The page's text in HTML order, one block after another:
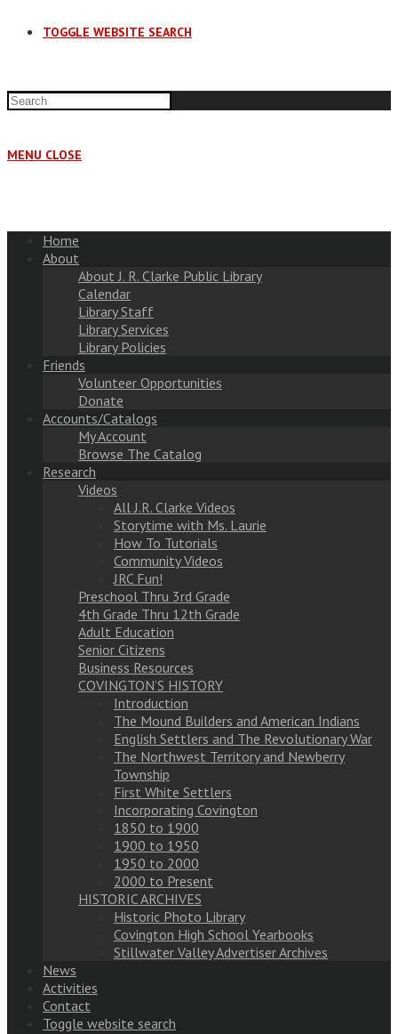
TOGGLE WEBSITE SEARCH
MENU CLOSE
Home
About
About J. R. Clarke Public Library
Calendar
Library Staff
Library Services
Library Policies
Friends
Volunteer Opportunities
Donate
Accounts/Catalogs
My Account
Browse The Catalog
Research
Videos
All J.R. Clarke Videos
Storytime with Ms. Laurie
How To Tutorials
Community Videos
JRC Fun!
Preschool Thru 3rd Grade
4th Grade Thru 12th Grade
Adult Education
Senior Citizens
Business Resources
COVINGTON’S HISTORY
Introduction
The Mound Builders and American Indians
English Settlers and The Revolutionary War
The Northwest Territory and Newberry
Township
First White Settlers
Incorporating Covington
1850 to 1900
1900 to 1950
1950 to 2000
2000 to Present
HISTORIC ARCHIVES
Historic Photo Library
Covington High School Yearbooks
Stillwater Valley Advertiser Archives
News
Activities
Contact
Toggle website search